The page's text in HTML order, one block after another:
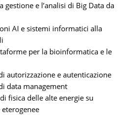
gestione e l’analisi di Big Data da
AI e sistemi informatici alla
per la bioinformatica e le
autorizzazione e autenticazione
data management
fisica delle alte energie su